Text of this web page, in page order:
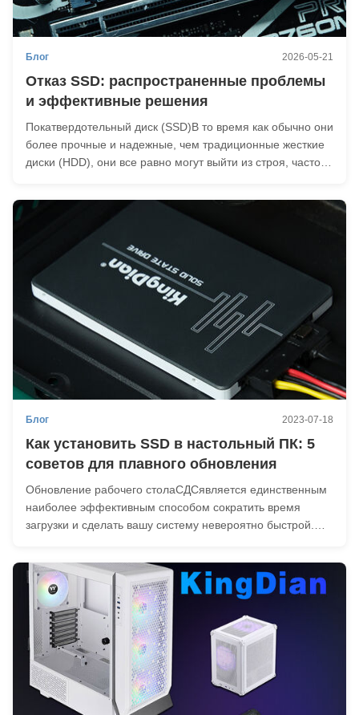
Блог 2026-05-21
Отказ SSD: распространенные проблемы
и эффективные решения
Покатвердотельный диск (SSD)В то время как обычно они
более прочные и надежные, чем традиционные жесткие
диски (HDD), они все равно могут выйти из строя, часто
ранним предупреждающим знакам, вы сможете принять
меры, пока не поздно. Частые причиныСДСНе...
Блог 2023-07-18
Как установить SSD в настольный ПК: 5
советов для плавного обновления
Обновление рабочего столаСДСявляется единственным
наиболее эффективным способом сократить время
загрузки и сделать вашу систему невероятно быстрой.
диск без головной боли: Шаг первый: Сначала назад,
никогда не пропускай это.внешнее хранениеили ...